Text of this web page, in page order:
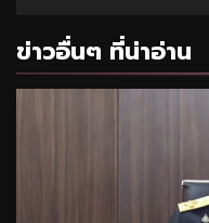
ข่าวอื่นๆ ที่น่าอ่าน